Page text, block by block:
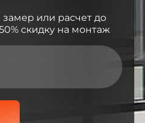
или расчет до
скидку на монтаж